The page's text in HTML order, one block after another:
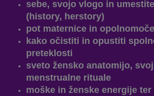
sebe, svojo vlogo in
(history, herstory)
pot maternice in
kako očistiti in opustiti
preteklosti
sveto žensko anatomijo,
menstrualne rituale
moške in ženske energije